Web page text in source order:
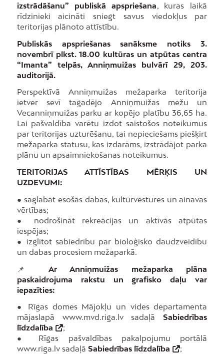
izstrādāšanu” publiskā apspriešana, kuras laikā
rīdzinieki aicināti sniegt savus viedokļus par
teritorijas plānoto attīstību.
Publiskās apspriešanas sanāksme notiks 3.
novembrī plkst. 18.00 kultūras un atpūtas centra
“Imanta” telpās, Anniņmuižas bulvārī 29, 203.
auditorijā.
Perspektīvā Anniņmuižas mežaparka teritorija
ietver sevī tagadējo Anniņmuižas mežu un
Vecanniņmuižas parku ar kopējo platību 36,65 ha.
Lai pašvaldība varētu izdot saistošos noteikumus
par teritorijas uzturēšanu, tai nepieciešams piešķirt
mežaparka statusu, kas izdarāms, izstrādājot parka
plānu un apsaimniekošanas noteikumus.
TERITORIJAS ATTĪSTĪBAS MĒRĶIS UN
UZDEVUMI:
● saglabāt esošās dabas, kultūrvēstures un ainavas
vērtības;
● nodrošināt rekreācijas un aktīvās atpūtas
iespējas;
● izglītot sabiedrību par bioloģisko daudzveidību
un dabas procesiem mežaparkā.
📌
Ar Anniņmuižas mežaparka plāna
paskaidrojuma rakstu un grafisko daļu var
iepazīties:
● Rīgas domes Mājokļu un vides departamenta
mājaslapā www.mvd.riga.lv sadaļāSabiedrības
līdzdalība
;
● Rīgas pašvaldības pakalpojumu portālā
www.riga.lv sadaļā Sabiedrības līdzdalība
;